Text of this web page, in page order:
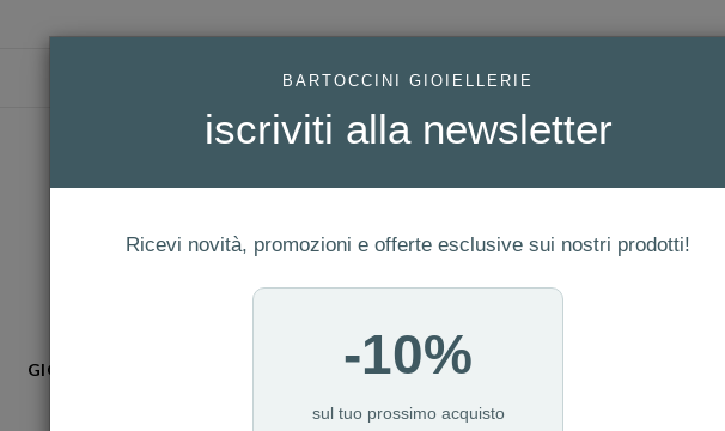
GIOIELLERIA GIOIELLI MODA OROLOGI
BARTOCCINI GIOIELLERIE
iscriviti alla newsletter
Ricevi novità, promozioni e offerte esclusive sui nostri prodotti!
-10%
sul tuo prossimo acquisto